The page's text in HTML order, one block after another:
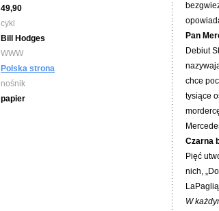
49,90
cykl
Bill Hodges
WWW
Polska strona
nośnik
papier
Pan
Debiut
chce
tysiące
Czarna
Pięć
nich,
W